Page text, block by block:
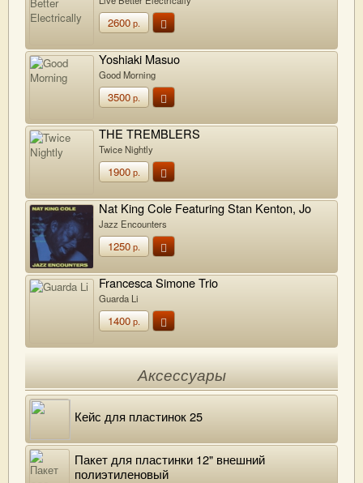
2600р.
Yoshiaki Masuo
Good Morning
3500р.
THE TREMBLERS
Twice Nightly
1900р.
Nat King Cole Featuring Stan Kenton, Jo
Stafford, Woody Herman, Johnny Mercer
Jazz Encounters
1250р.
Francesca Simone Trio
Guarda Li
1400р.
Аксессуары
Кейс для пластинок 25
Пакет для пластинки 12" внешний
полиэтиленовый